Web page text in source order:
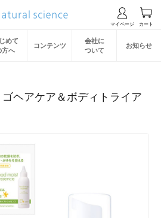
めて
方へ
コンテンツ
会社に
ついて
お知らせ
ヘアケア＆ボディトライア